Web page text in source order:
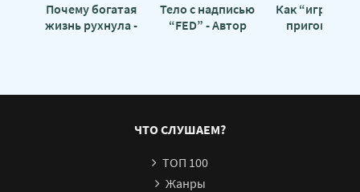
Почему богатая
жизнь рухнула -
Тело с надписью
“FED” - Автор
Как “игра”
приговором
ЧТО СЛУШАЕМ?
ТОП 100
Жанры